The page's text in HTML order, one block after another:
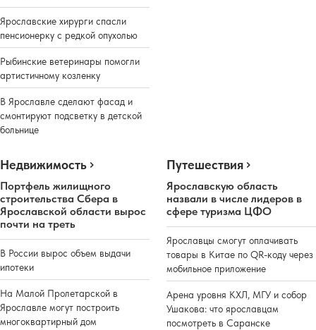
Ярославские хирурги спасли
пенсионерку с редкой опухолью
Рыбинские ветеринары помогли
артистичному козленку
В Ярославле сделают фасад и
смонтируют подсветку в детской
больнице
Недвижимость
Портфель жилищного
строительства Сбера в
Ярославской области вырос
почти на треть
В России вырос объем выдачи
ипотеки
На Малой Пролетарской в
Ярославле могут построить
многоквартирный дом
Путешествия
Ярославскую область
назвали в числе лидеров в
сфере туризма ЦФО
Ярославцы смогут оплачивать
товары в Китае по QR-коду через
мобильное приложение
Арена уровня КХЛ, МГУ и собор
Ушакова: что ярославцам
посмотреть в Саранске